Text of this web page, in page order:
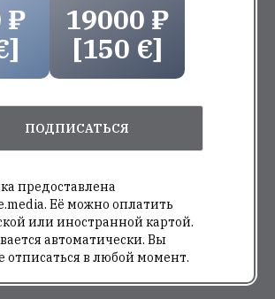
₽
19000 ₽
[150 €]
ПОДПИСАТЬСЯ
предоставлена
Её можно оплатить
или иностранной картой.
автоматически. Вы
отписаться в любой момент.